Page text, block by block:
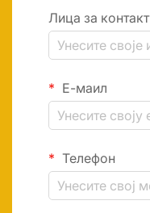
Лица за контакт
Е-маил
Телефон